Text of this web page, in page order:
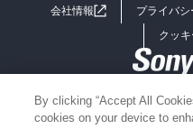
ミステリー
会社情報 プライバ
クッ
Copyright 2017 - 2026
Information on the site is
By clicking “Accept All
cookies on your device to